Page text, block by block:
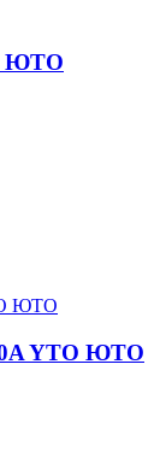
ЮТО
YTO ЮТО